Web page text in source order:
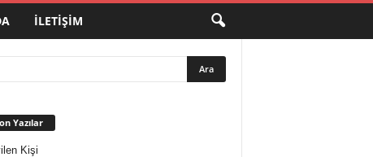
İLETIŞIM
Yazılar
Kişi